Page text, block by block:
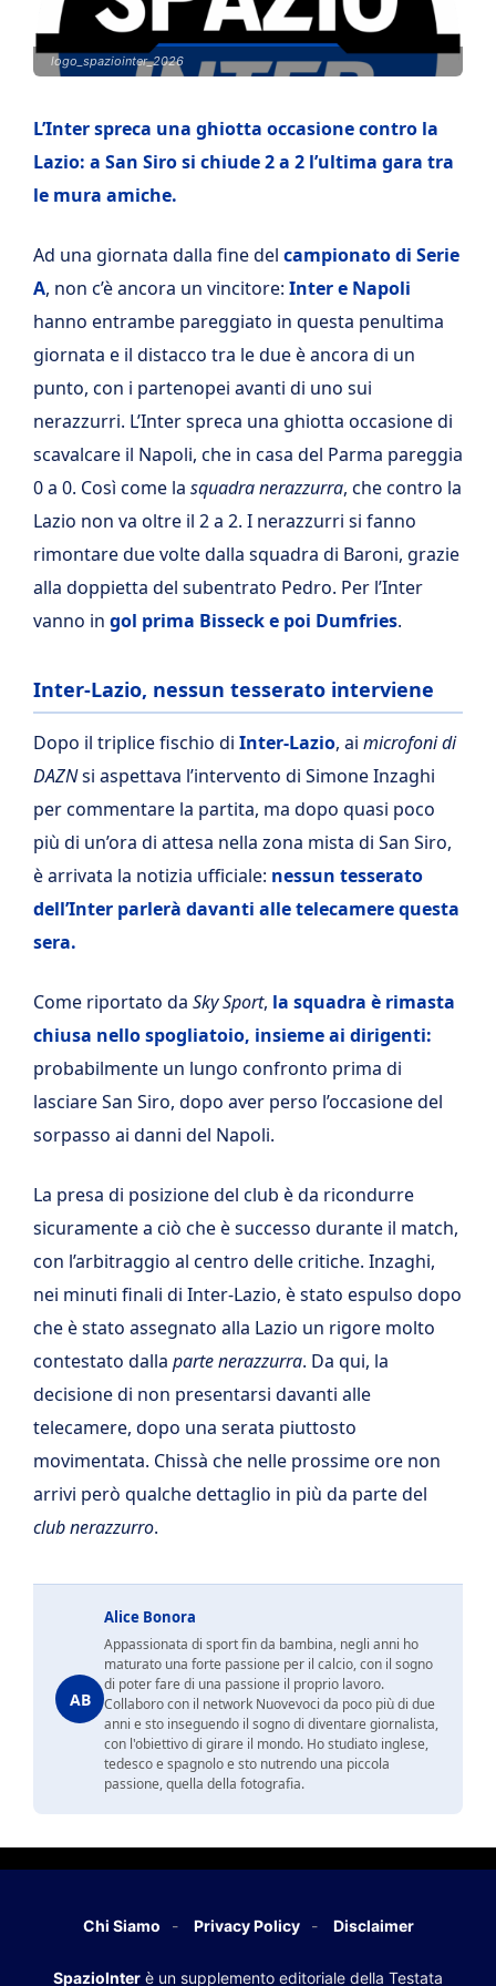
logo_spaziointer_2026
L’Inter spreca una ghiotta occasione contro la
Lazio: a San Siro si chiude 2 a 2 l’ultima gara tra
le mura amiche.
Ad una giornata dalla fine del campionato di Serie
A, non c’è ancora un vincitore: Inter e Napoli
hanno entrambe pareggiato in questa penultima
giornata e il distacco tra le due è ancora di un
punto, con i partenopei avanti di uno sui
nerazzurri. L’Inter spreca una ghiotta occasione di
scavalcare il Napoli, che in casa del Parma pareggia
0 a 0. Così come la squadra nerazzurra, che contro la
Lazio non va oltre il 2 a 2. I nerazzurri si fanno
rimontare due volte dalla squadra di Baroni, grazie
alla doppietta del subentrato Pedro. Per l’Inter
vanno in gol prima Bisseck e poi Dumfries.
Inter-Lazio, nessun tesserato interviene
Dopo il triplice fischio di Inter-Lazio, ai microfoni di
DAZNsi aspettava l’intervento di Simone Inzaghi
per commentare la partita, ma dopo quasi poco
più di un’ora di attesa nella zona mista di San Siro,
è arrivata la notizia ufficiale: nessun tesserato
dell’Inter parlerà davanti alle telecamere questa
sera.
Come riportato da Sky Sport, la squadra è rimasta
chiusa nello spogliatoio, insieme ai dirigenti:
probabilmente un lungo confronto prima di
lasciare San Siro, dopo aver perso l’occasione del
sorpasso ai danni del Napoli.
La presa di posizione del club è da ricondurre
sicuramente a ciò che è successo durante il match,
con l’arbitraggio al centro delle critiche. Inzaghi,
nei minuti finali di Inter-Lazio, è stato espulso dopo
che è stato assegnato alla Lazio un rigore molto
contestato dalla parte nerazzurra. Da qui, la
decisione di non presentarsi davanti alle
telecamere, dopo una serata piuttosto
movimentata. Chissà che nelle prossime ore non
arrivi però qualche dettaglio in più da parte del
club nerazzurro.
AB
Alice Bonora
Appassionata di sport fin da bambina, negli anni ho
maturato una forte passione per il calcio, con il sogno
di poter fare di una passione il proprio lavoro.
Collaboro con il network Nuovevoci da poco più di due
anni e sto inseguendo il sogno di diventare giornalista,
con l'obiettivo di girare il mondo. Ho studiato inglese,
tedesco e spagnolo e sto nutrendo una piccola
passione, quella della fotografia.
Chi Siamo Privacy Policy Disclaimer
SpazioInter è un supplemento editoriale della Testata